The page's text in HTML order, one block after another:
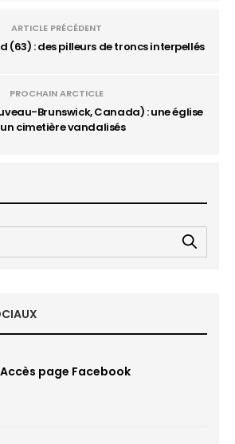
ARTICLE PRÉCÉDENT
(63) : des pilleurs de troncs interpellés
PROCHAIN ARCTICLE
Brunswick, Canada) : une église
cimetière vandalisés
Accès page Facebook